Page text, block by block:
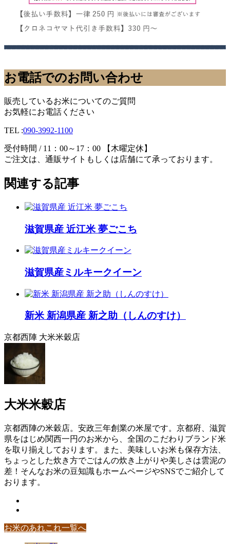
お電話でのお問い合わせ
販売しているお米についてのご質問
お気軽にお電話ください
TEL :090-3992-1100
受付時間 / 11：00～17：00 【木曜定休】
ご注文は、通販サイトもしくは店舗にて承っております。
関連する記事
滋賀県産 近江米 夢ごこち
滋賀県産ミルキークイーン
新米 新潟県産 新之助（しんのすけ）
京都西陣 大米米穀店
大米米穀店
京都西陣の米穀店。安政三年創業の米屋です。京都府、滋賀
県をはじめ関西一円のお米から、全国のこだわりブランド米
を取り揃えしております。また、美味しいお米も保存方法、
ちょっとした炊き方でごはんの炊き上がりや美しさは雲泥の
差！そんなお米の豆知識もホームページやSNSでご紹介して
おります。
お米のあれこれ一覧へ